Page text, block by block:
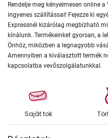
Rendelje meg kényelmesen online
ingyenes szállítással! Fejezze ki
Expressnél kizárólag megbízható
kínálunk. Termékeinket gyorsan, a
Önhöz, miközben a legnagyobb
Amennyiben a kiválasztott termék
kapcsolatba vevőszolgálatunkkal.
Saját tok